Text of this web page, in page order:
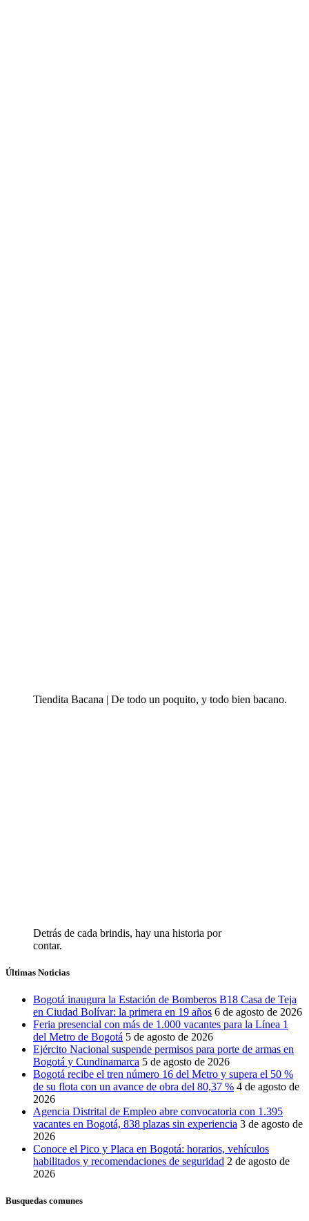
Tiendita Bacana | De todo un poquito, y todo bien bacano.
Detrás de cada brindis, hay una historia por
contar.
Últimas Noticias
Bogotá inaugura la Estación de Bomberos B18 Casa de Teja
en Ciudad Bolívar: la primera en 19 años 6 de agosto de 2026
Feria presencial con más de 1.000 vacantes para la Línea 1
del Metro de Bogotá 5 de agosto de 2026
Ejército Nacional suspende permisos para porte de armas en
Bogotá y Cundinamarca 5 de agosto de 2026
Bogotá recibe el tren número 16 del Metro y supera el 50 %
de su flota con un avance de obra del 80,37 % 4 de agosto de
2026
Agencia Distrital de Empleo abre convocatoria con 1.395
vacantes en Bogotá, 838 plazas sin experiencia 3 de agosto de
2026
Conoce el Pico y Placa en Bogotá: horarios, vehículos
habilitados y recomendaciones de seguridad 2 de agosto de
2026
Busquedas comunes